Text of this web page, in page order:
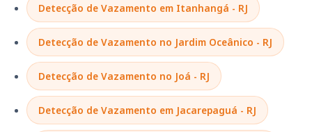
Detecção de Vazamento em Itanhangá - RJ
Detecção de Vazamento no Jardim Oceânico - RJ
Detecção de Vazamento no Joá - RJ
Detecção de Vazamento em Jacarepaguá - RJ